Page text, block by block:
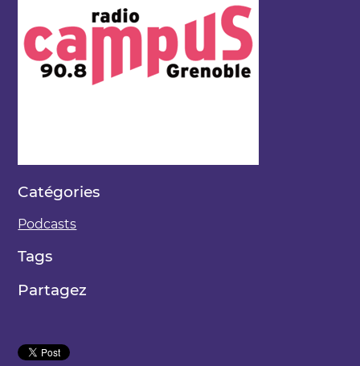
Catégories
Podcasts
Tags
Partagez